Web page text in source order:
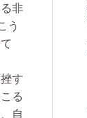
非
う
す
る
自